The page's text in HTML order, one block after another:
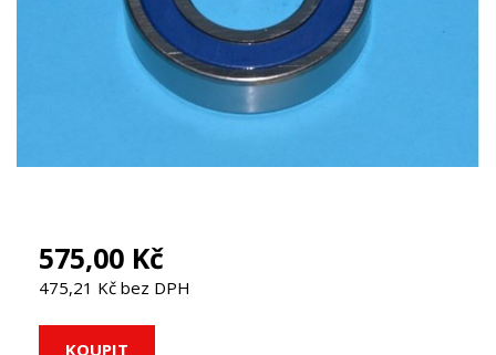
575,00 Kč
475,21 Kč bez DPH